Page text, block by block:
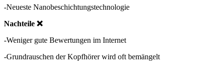
-Neueste Nanobeschichtungstechnologie
Nachteile ❌
-Weniger gute Bewertungen im Internet
-Grundrauschen der Kopfhörer wird oft bemängelt